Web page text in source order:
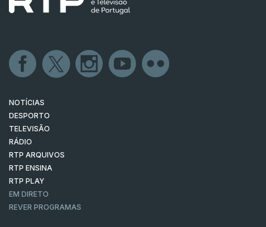
NOTÍCIAS
DESPORTO
TELEVISÃO
RÁDIO
RTP ARQUIVOS
RTP ENSINA
RTP PLAY
EM DIRETO
REVER PROGRAMAS